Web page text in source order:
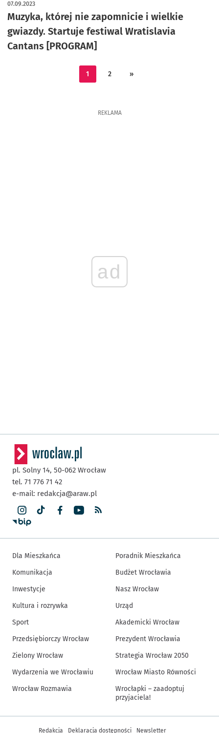
Muzyka, której nie zapomnicie i wielkie
gwiazdy. Startuje festiwal Wratislavia
Cantans [PROGRAM]
07.09.2023
1 2 »
REKLAMA
ad
pl. Solny 14, 50-062 Wrocław
tel. 71 776 71 42
e-mail: redakcja@araw.pl
Dla Mieszkańca
Komunikacja
Inwestycje
Kultura i rozrywka
Sport
Przedsiębiorczy Wrocław
Zielony Wrocław
Wydarzenia we Wrocławiu
Wrocław Rozmawia
Poradnik Mieszkańca
Budżet Wrocławia
Nasz Wrocław
Urząd
Akademicki Wrocław
Prezydent Wrocławia
Strategia Wrocław 2050
Wrocław Miasto Równości
Wrocłapki – zaadoptuj
przyjaciela!
Inne informacje
Redakcja Deklaracja dostępności Newsletter